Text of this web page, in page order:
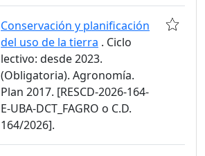
Conservación y planificación
del uso de la tierra . Ciclo
lectivo: desde 2023.
(Obligatoria). Agronomía.
Plan 2017. [RESCD-2026-164-
E-UBA-DCT_FAGRO o C.D.
164/2026].